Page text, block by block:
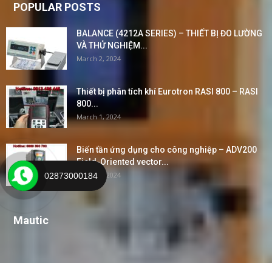
POPULAR POSTS
BALANCE (4212A SERIES) – THIẾT BỊ ĐO LƯỜNG
VÀ THỬ NGHIỆM...
March 2, 2024
Thiết bị phân tích khí Eurotron RASI 800 – RASI
800...
March 1, 2024
Biến tần ứng dụng cho công nghiệp – ADV200
Field-Oriented vector...
March 1, 2024
Mautic
02873000184